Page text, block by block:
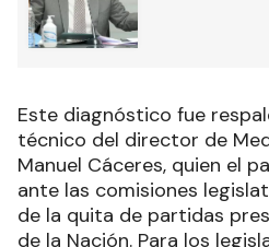
Este diagnóstico fue
técnico del director de
Manuel Cáceres, quien el
ante las comisiones
de la quita de partidas
de la Nación. Para los